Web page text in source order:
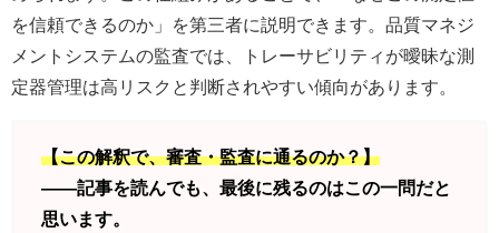
を信頼できるのか」を第三者に説明できます。品質マネジ
メントシステムの監査では、トレーサビリティが曖昧な測
定器管理は高リスクと判断されやすい傾向があります。
【この解釈で、審査・監査に通るのか？】
——記事を読んでも、最後に残るのはこの一問だと
思います。